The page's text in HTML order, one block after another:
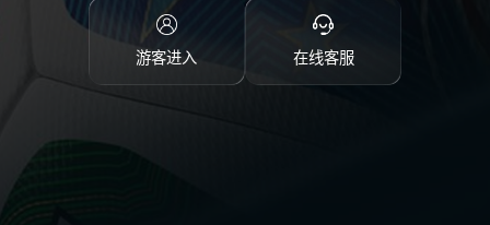
游客进入 在线客服